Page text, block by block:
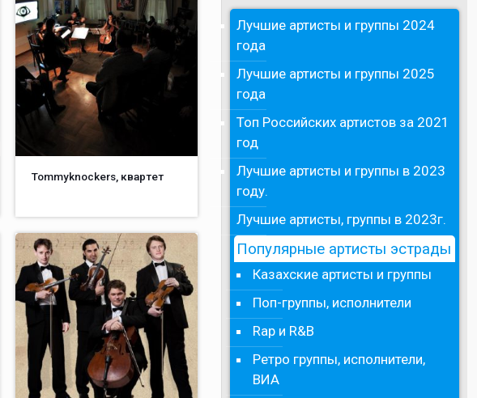
Tommyknockers, квартет
Лучшие артисты и группы 2024
года
Лучшие артисты и группы 2025
года
Топ Российских артистов за 2021
год
Лучшие артисты и группы в 2023
году.
Лучшие артисты, группы в 2023г.
Популярные артисты эстрады
Казахские артисты и группы
Поп-группы, исполнители
Rap и R&B
Ретро группы, исполнители,
ВИА